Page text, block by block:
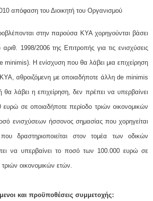
απόφαση του Διοικητή του Οργανισμού
στην παρούσα ΚΥΑ χορηγούνται βάσει
1998/2006 της Επιτροπής για τις ενισχύσεις
minimis). Η ενίσχυση που θα λάβει μια επιχείρηση
αθροιζόμενη με οποιαδήποτε άλλη de minimis
θα λάβει η επιχείρηση, δεν πρέπει να υπερβαίνει
σε οποιαδήποτε περίοδο τριών οικονομικών
ενισχύσεων ήσσονος σημασίας που χορηγείται
δραστηριοποιείται στον τομέα των οδικών
να υπερβαίνει το ποσό των 100.000 ευρώ σε
οικονομικών ετών.
και προϋποθέσεις συμμετοχής: